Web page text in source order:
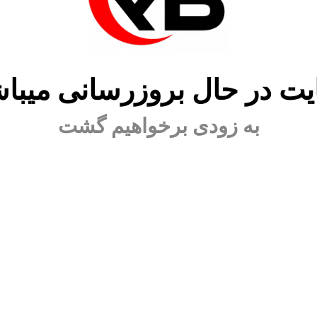
در حال بروزرسانی
به زودی برخواهیم گشت